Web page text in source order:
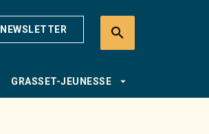
NEWSLETTER search
GRASSET-JEUNESSE arrow_drop_down